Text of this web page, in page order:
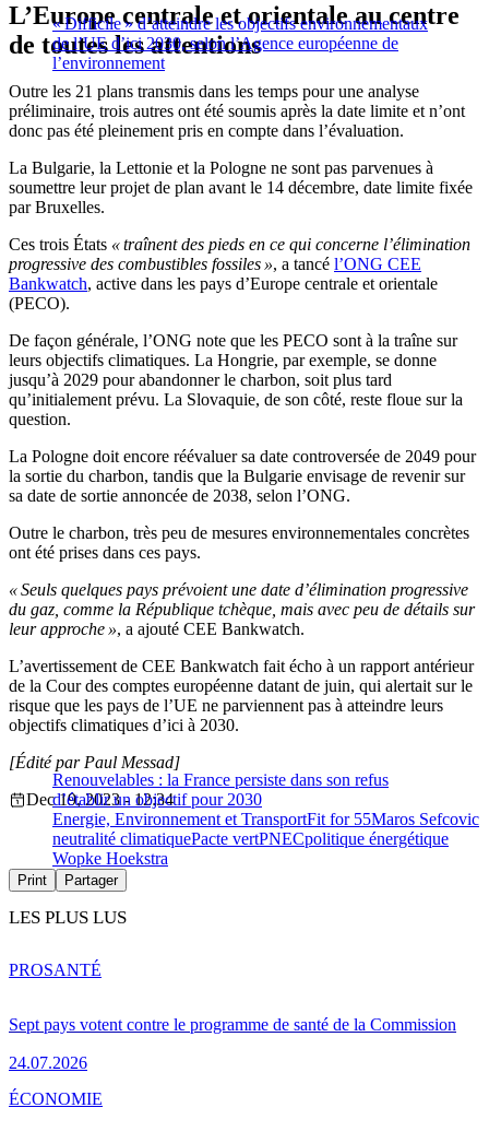
« Difficile » d’atteindre les objectifs environnementaux
de l’UE d’ici 2030, selon l’Agence européenne de
l’environnement
L’Europe centrale et orientale au centre
de toutes les attentions
Outre les 21 plans transmis dans les temps pour une analyse
préliminaire, trois autres ont été soumis après la date limite et n’ont
donc pas été pleinement pris en compte dans l’évaluation.
La Bulgarie, la Lettonie et la Pologne ne sont pas parvenues à
soumettre leur projet de plan avant le 14 décembre, date limite fixée
par Bruxelles.
Ces trois États « traînent des pieds en ce qui concerne l’élimination
progressive des combustibles fossiles », a tancé l’ONG CEE
Bankwatch, active dans les pays d’Europe centrale et orientale
(PECO).
De façon générale, l’ONG note que les PECO sont à la traîne sur
leurs objectifs climatiques. La Hongrie, par exemple, se donne
jusqu’à 2029 pour abandonner le charbon, soit plus tard
qu’initialement prévu. La Slovaquie, de son côté, reste floue sur la
question.
La Pologne doit encore réévaluer sa date controversée de 2049 pour
la sortie du charbon, tandis que la Bulgarie envisage de revenir sur
sa date de sortie annoncée de 2038, selon l’ONG.
Outre le charbon, très peu de mesures environnementales concrètes
ont été prises dans ces pays.
« Seuls quelques pays prévoient une date d’élimination progressive
du gaz, comme la République tchèque, mais avec peu de détails sur
leur approche », a ajouté CEE Bankwatch.
L’avertissement de CEE Bankwatch fait écho à un rapport antérieur
de la Cour des comptes européenne datant de juin, qui alertait sur le
risque que les pays de l’UE ne parviennent pas à atteindre leurs
objectifs climatiques d’ici à 2030.
Renouvelables : la France persiste dans son refus
d’établir un objectif pour 2030
[Édité par Paul Messad]
Dec 19, 2023 - 12:34
Energie, Environnement et TransportFit for 55Maros Sefcovic
neutralité climatiquePacte vertPNECpolitique énergétique
Wopke Hoekstra
Print Partager
LES PLUS LUS
Sept pays votent contre le programme de santé de la Commission
24.07.2026
PROSANTÉ
ÉCONOMIE